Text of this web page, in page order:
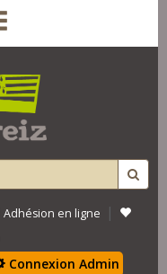
Adhésion en ligne |
Connexion Admin